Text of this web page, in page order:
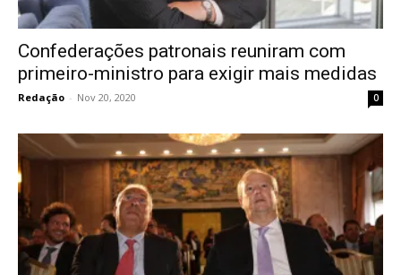
Confederações patronais reuniram com
primeiro-ministro para exigir mais medidas
Redação - Nov 20, 2020 0